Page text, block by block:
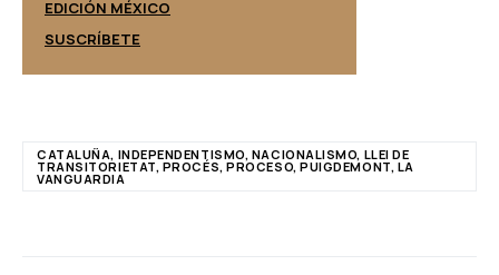
EDICIÓN MÉXICO
SUSCRÍBETE
CATALUÑA, INDEPENDENTISMO, NACIONALISMO, LLEI DE
TRANSITORIETAT, PROCÉS, PROCESO, PUIGDEMONT, LA
VANGUARDIA